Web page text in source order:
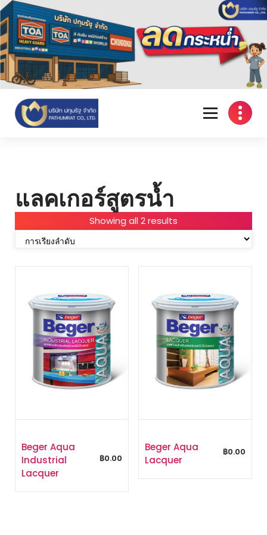
Skip
to
content
แลคเกอร์สูตรน้ำ
Showing all 2 results
Beger Aqua
Industrial
Lacquer
฿0.00
Beger Aqua
Lacquer
฿0.00